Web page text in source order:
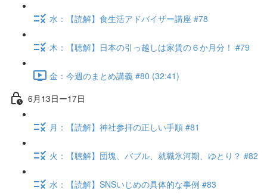
水：【読解】食生活アドバイザー講座 #78
木：【聴解】日本の引っ越しは家賃の６か月分！ #79
金：今週のまとめ講義 #80 (32:41)
6月13日ー17日
月：【読解】神社参拝の正しい手順 #81
火：【聴解】団塊、バブル、就職氷河期、ゆとり？ #82
水：【読解】SNSいじめの具体的な事例 #83